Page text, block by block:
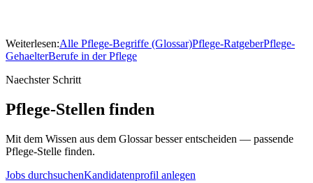
Weiterlesen:Alle Pflege-Begriffe (Glossar)Pflege-RatgeberPflege-
GehaelterBerufe in der Pflege
Naechster Schritt
Pflege-Stellen finden
Mit dem Wissen aus dem Glossar besser entscheiden — passende
Pflege-Stelle finden.
Jobs durchsuchenKandidatenprofil anlegen